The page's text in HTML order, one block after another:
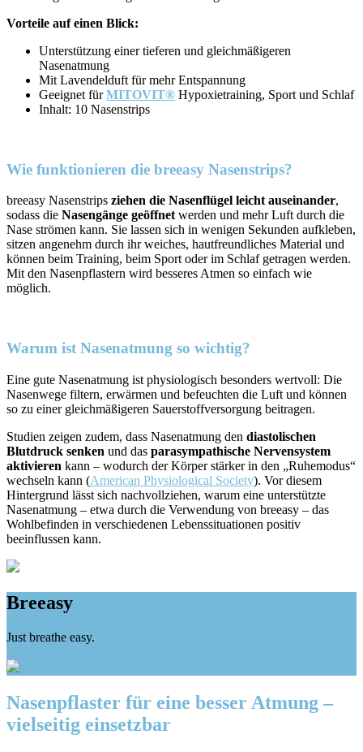
Vorteile auf einen Blick:
Unterstützung einer tieferen und gleichmäßigeren
Nasenatmung
Mit Lavendelduft für mehr Entspannung
Geeignet fürMITOVIT® Hypoxietraining, Sport und Schlaf
Inhalt: 10 Nasenstrips
Wie funktionieren die breeasy Nasenstrips?
breeasy Nasenstrips ziehen die Nasenflügel leicht auseinander,
sodass die Nasengänge geöffnetwerden und mehr Luft durch die
Nase strömen kann. Sie lassen sich in wenigen Sekunden aufkleben,
sitzen angenehm durch ihr weiches, hautfreundliches Material und
können beim Training, beim Sport oder im Schlaf getragen werden.
Mit den Nasenpflastern wird besseres Atmen so einfach wie
möglich.
Warum ist Nasenatmung so wichtig?
Eine gute Nasenatmung ist physiologisch besonders wertvoll: Die
Nasenwege filtern, erwärmen und befeuchten die Luft und können
so zu einer gleichmäßigeren Sauerstoffversorgung beitragen.
Studien zeigen zudem, dass Nasenatmung den diastolischen
Blutdruck senken und das parasympathische Nervensystem
aktivieren kann – wodurch der Körper stärker in den „Ruhemodus“
wechseln kann (American Physiological Society). Vor diesem
Hintergrund lässt sich nachvollziehen, warum eine unterstützte
Nasenatmung – etwa durch die Verwendung von breeasy – das
Wohlbefinden in verschiedenen Lebenssituationen positiv
beeinflussen kann.
Breeasy
Just breathe easy.
Nasenpflaster für eine besser Atmung –
vielseitig einsetzbar